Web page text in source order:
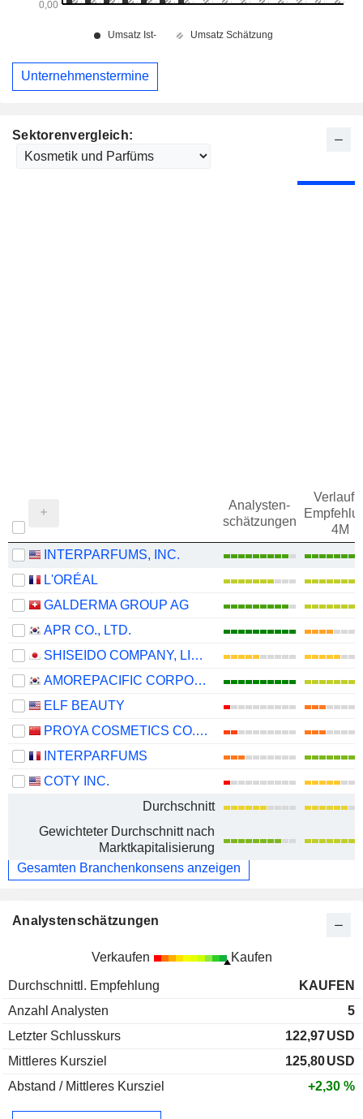
Sektorenvergleich:
Analysten-
schätzungen
Verlauf
4M
INTERPARFUMS, INC.
L'ORÉAL
GALDERMA GROUP AG
APR CO., LTD.
SHISEIDO COMPANY, LIMITED
AMOREPACIFIC CORPORATION
ELF BEAUTY
PROYA COSMETICS CO.,LTD.
INTERPARFUMS
COTY INC.
Durchschnitt
Gewichteter Durchschnitt nach
Marktkapitalisierung
Gesamten Branchenkonsens anzeigen
Analystenschätzungen
Verkaufen Kaufen
Durchschnittl. Empfehlung
KAUFEN
Anzahl Analysten
5
Letzter Schlusskurs
122,97USD
Mittleres Kursziel
125,80USD
Abstand / Mittleres Kursziel
+2,30 %
Unternehmenstermine